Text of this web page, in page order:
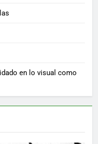
en lo visual como